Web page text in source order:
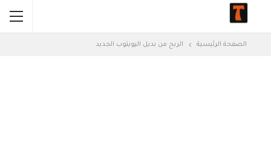
الصفحة الرئيسية الربح من بديل اليويتوب الجديد